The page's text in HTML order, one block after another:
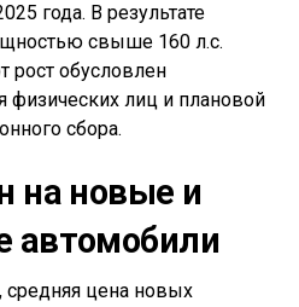
года. В результате
свыше 160 л.с.
рост обусловлен
физических лиц и плановой
сбора.
на новые и
автомобили
средняя цена новых